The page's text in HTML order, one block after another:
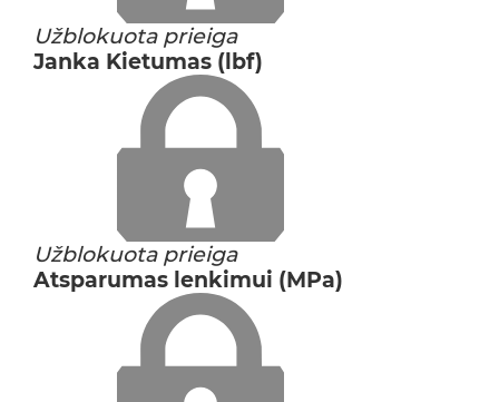
Užblokuota prieiga
Janka Kietumas (lbf)
Užblokuota prieiga
Atsparumas lenkimui (MPa)